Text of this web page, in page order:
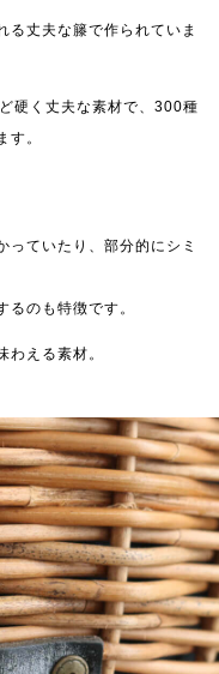
る丈夫な籐で作られていま
硬く丈夫な素材で、300種
す。
っていたり、部分的にシミ
のも特徴です。
わえる素材。